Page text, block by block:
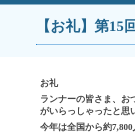
【お礼】第15
お礼
ランナーの皆さま、お
がいらっしゃったと思
今年は全国から約